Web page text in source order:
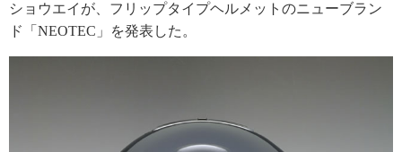
ショウエイが、フリップタイプヘルメットのニューブラン
ド「NEOTEC」を発表した。